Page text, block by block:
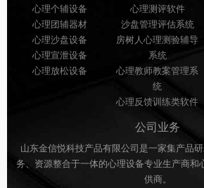
心理个辅设备
心理团辅器材
心理沙盘设备
心理宣泄设备
心理放松设备
心理测评软件
沙盘管理评估系统
房树人心理测验辅导
系统
心理教师教案管理系
统
心理反馈训练类软件
公司业务
山东金信悦科技产品有限公司是一家集产品
务、资源整合于一体的心理设备专业生产商和
供商。